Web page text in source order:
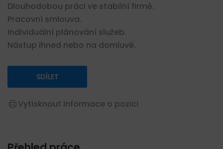
Dlouhodobou práci ve stabilní firmě.
Pracovní smlouva.
Individuální plánování služeb.
Nástup ihned nebo na domluvě.
SDÍLET
Vytisknout informace o pozici